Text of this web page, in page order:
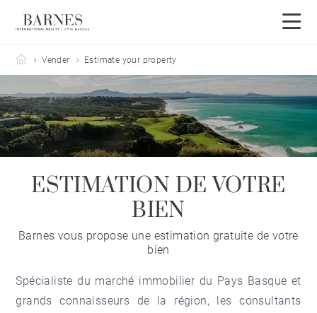
Barnes Côte Basque
Vender Estimate your property
ESTIMATION DE VOTRE
BIEN
Barnes vous propose une estimation gratuite de votre
bien
Spécialiste du marché immobilier du Pays Basque et
grands connaisseurs de la région, les consultants